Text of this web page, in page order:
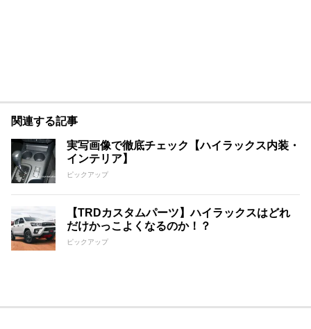
関連する記事
実写画像で徹底チェック【ハイラックス内装・
インテリア】
ピックアップ
【TRDカスタムパーツ】ハイラックスはどれ
だけかっこよくなるのか！？
ピックアップ